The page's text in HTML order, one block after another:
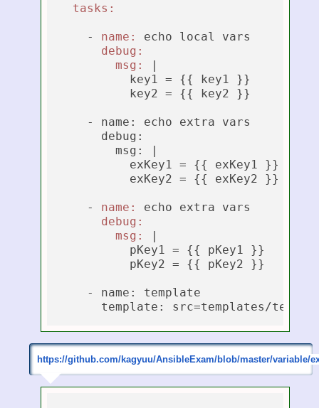
tasks:
    -
name:
echo local vars
debug:
msg:
|
          key1 = {{ key1 }}
          key2 = {{ key2 }}
    - name: echo extra vars
      debug:
        msg:
|
          exKey1 = {{ exKey1 }}
          exKey2 = {{ exKey2 }}
    -
name:
echo extra vars
debug:
msg:
|
          pKey1 = {{ pKey1 }}
          pKey2 = {{ pKey2 }}
    - name: template
https://github.com/kagyuu/AnsibleExam/blob/master/variable/